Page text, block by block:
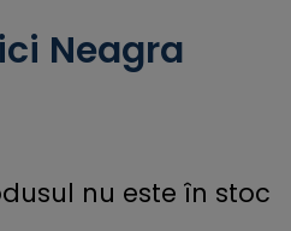
Neagra
nu este în stoc